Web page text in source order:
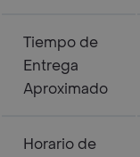
Tiempo de
Entrega
Aproximado
Horario de